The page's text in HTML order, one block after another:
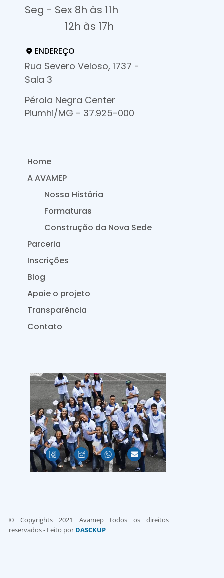
Seg - Sex 8h às 11h
12h às 17h
ENDEREÇO
Rua Severo Veloso, 1737 -
Sala 3
Pérola Negra Center
Piumhi/MG - 37.925-000
Home
A AVAMEP
Nossa História
Formaturas
Construção da Nova Sede
Parceria
Inscrições
Blog
Apoie o projeto
Transparência
Contato
© Copyrights 2021 Avamep todos os direitos
reservados - Feito por DASCKUP